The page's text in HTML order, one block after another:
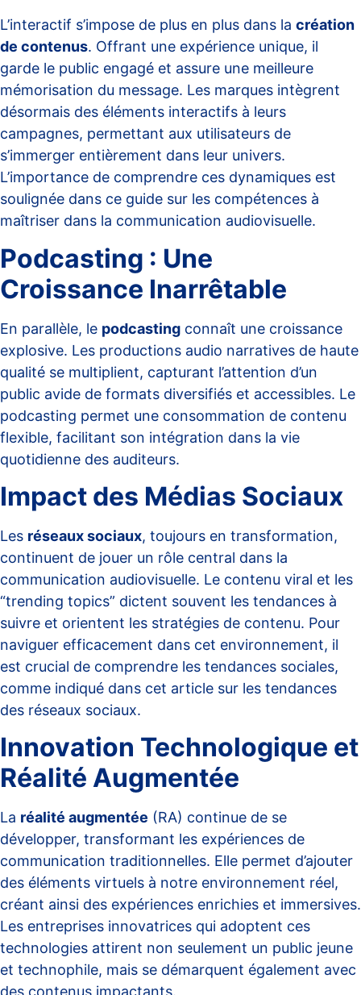
L’interactif s’impose de plus en plus dans la création
de contenus. Offrant une expérience unique, il
garde le public engagé et assure une meilleure
mémorisation du message. Les marques intègrent
désormais des éléments interactifs à leurs
campagnes, permettant aux utilisateurs de
s’immerger entièrement dans leur univers.
L’importance de comprendre ces dynamiques est
soulignée dans ce guide sur les compétences à
maîtriser dans la communication audiovisuelle.
Podcasting : Une
Croissance Inarrêtable
En parallèle, le podcasting connaît une croissance
explosive. Les productions audio narratives de haute
qualité se multiplient, capturant l’attention d’un
public avide de formats diversifiés et accessibles. Le
podcasting permet une consommation de contenu
flexible, facilitant son intégration dans la vie
quotidienne des auditeurs.
Impact des Médias Sociaux
Les réseaux sociaux, toujours en transformation,
continuent de jouer un rôle central dans la
communication audiovisuelle. Le contenu viral et les
“trending topics” dictent souvent les tendances à
suivre et orientent les stratégies de contenu. Pour
naviguer efficacement dans cet environnement, il
est crucial de comprendre les tendances sociales,
comme indiqué dans cet article sur les tendances
des réseaux sociaux.
Innovation Technologique et
Réalité Augmentée
La réalité augmentée (RA) continue de se
développer, transformant les expériences de
communication traditionnelles. Elle permet d’ajouter
des éléments virtuels à notre environnement réel,
créant ainsi des expériences enrichies et immersives.
Les entreprises innovatrices qui adoptent ces
technologies attirent non seulement un public jeune
et technophile, mais se démarquent également avec